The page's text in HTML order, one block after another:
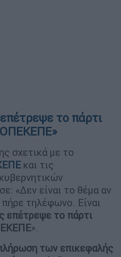
το πάρτι
ΟΠΕΚΕΠΕ»
σχετικά με το
και τις
«Δεν είναι το θέμα αν
τηλέφωνο. Είναι
επέτρεψε το πάρτι
».
των επικεφαλής